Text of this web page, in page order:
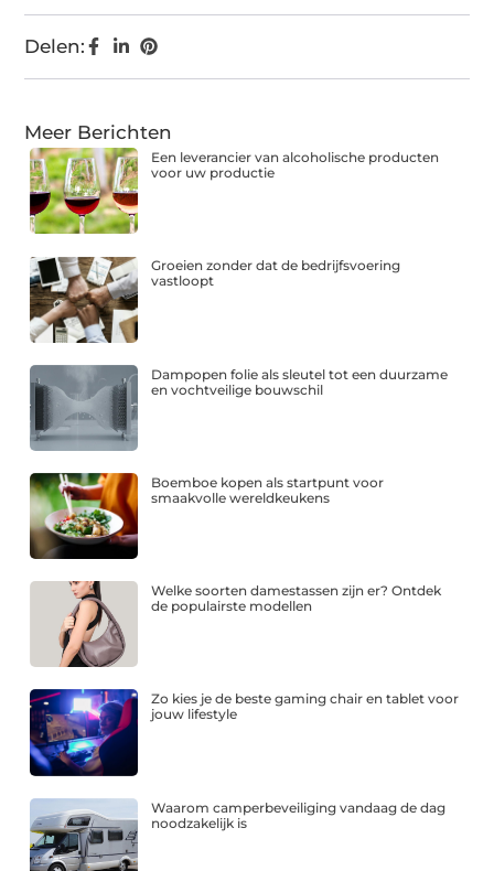
Delen:
Meer Berichten
Een leverancier van alcoholische producten
voor uw productie
Groeien zonder dat de bedrijfsvoering
vastloopt
Dampopen folie als sleutel tot een duurzame
en vochtveilige bouwschil
Boemboe kopen als startpunt voor
smaakvolle wereldkeukens
Welke soorten damestassen zijn er? Ontdek
de populairste modellen
Zo kies je de beste gaming chair en tablet voor
jouw lifestyle
Waarom camperbeveiliging vandaag de dag
noodzakelijk is